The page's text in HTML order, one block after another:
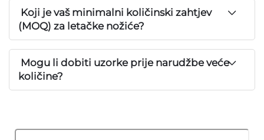
Koji je vaš minimalni količinski zahtjev
(MOQ) za letačke nožiće?
Mogu li dobiti uzorke prije narudžbe veće
količine?